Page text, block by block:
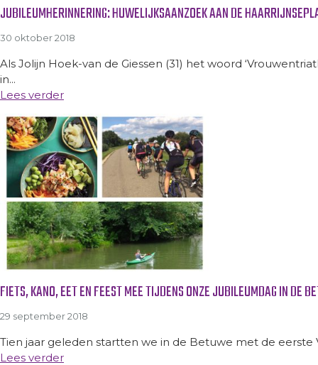
JUBILEUMHERINNERING: HUWELIJKSAANZOEK AAN DE
30 oktober 2018
Als Jolijn Hoek-van de Giessen (31) het woord
in...
Lees verder
FIETS, KANO, EET EN FEEST MEE TIJDENS ONZE JUBILEUMDAG IN DE
29 september 2018
Tien jaar geleden startten we in de Betuwe met de
Lees verder